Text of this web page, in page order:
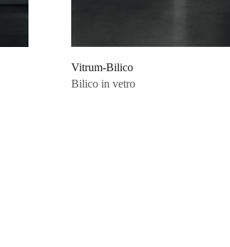
Vitrum-Bilico
Bilico in vetro